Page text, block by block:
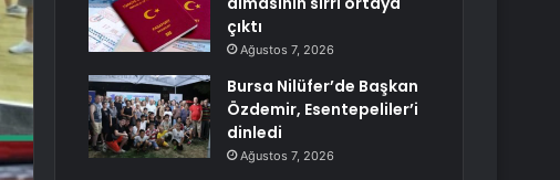
çıktı
Ağustos 7, 2026
Bursa Nilüfer’de Başkan
Özdemir, Esentepeliler’i
dinledi
Ağustos 7, 2026